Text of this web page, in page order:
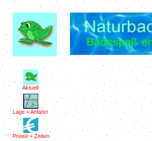
Aktuell
Lage + Anfahrt
Preise + Zeiten